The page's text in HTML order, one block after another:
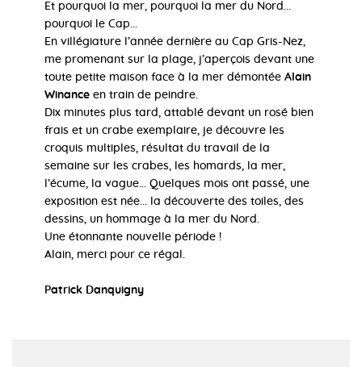
Et pourquoi la mer, pourquoi la mer du Nord...
pourquoi le Cap...
En villégiature l’année dernière au Cap Gris-Nez,
me promenant sur la plage, j’aperçois devant une
toute petite maison face à la mer démontée Alain
Winance en train de peindre.
Dix minutes plus tard, attablé devant un rosé bien
frais et un crabe exemplaire, je découvre les
croquis multiples, résultat du travail de la
semaine sur les crabes, les homards, la mer,
l’écume, la vague... Quelques mois ont passé, une
exposition est née... la découverte des toiles, des
dessins, un hommage à la mer du Nord.
Une étonnante nouvelle période !
Alain, merci pour ce régal.
Patrick Danquigny